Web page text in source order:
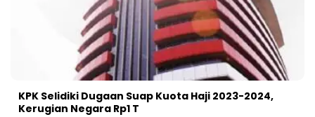
KPK Selidiki Dugaan Suap Kuota Haji 2023-2024,
Kerugian Negara Rp1 T